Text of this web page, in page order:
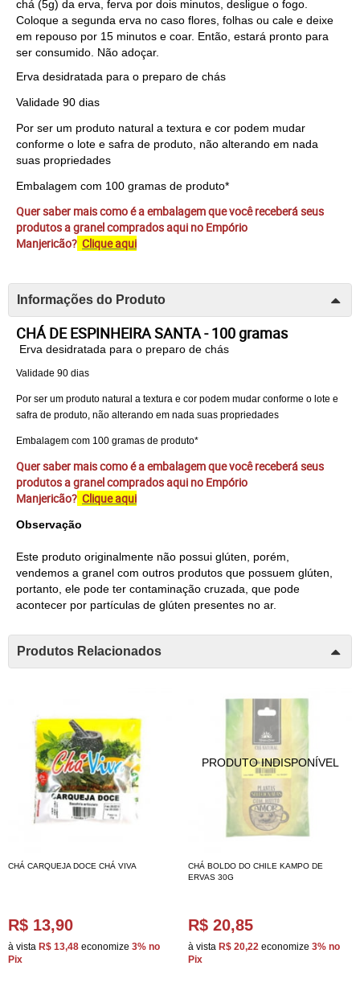
chá (5g) da erva, ferva por dois minutos, desligue o fogo.
Coloque a segunda erva no caso flores, folhas ou cale e deixe
em repouso por 15 minutos e coar. Então, estará pronto para
ser consumido. Não adoçar.
Erva desidratada para o preparo de chás
Validade 90 dias
Por ser um produto natural a textura e cor podem mudar
conforme o lote e safra de produto, não alterando em nada
suas propriedades
Embalagem com 100 gramas de produto*
Quer saber mais como é a embalagem que você receberá seus
produtos a granel comprados aqui no Empório
Manjericão? Clique aqui
Informações do Produto
CHÁ DE ESPINHEIRA SANTA - 100 gramas
Erva desidratada para o preparo de chás
Validade 90 dias
Por ser um produto natural a textura e cor podem mudar conforme o lote e
safra de produto, não alterando em nada suas propriedades
Embalagem com 100 gramas de produto*
Quer saber mais como é a embalagem que você receberá seus
produtos a granel comprados aqui no Empório
Manjericão? Clique aqui
Observação
Este produto originalmente não possui glúten, porém,
vendemos a granel com outros produtos que possuem glúten,
portanto, ele pode ter contaminação cruzada, que pode
acontecer por partículas de glúten presentes no ar.
Produtos Relacionados
CHÁ CARQUEJA DOCE CHÁ VIVA
R$ 13,90
à vista R$ 13,48 economize 3% no
Pix
CHÁ BOLDO DO CHILE KAMPO DE
ERVAS 30G
R$ 20,85
à vista R$ 20,22 economize 3% no
Pix